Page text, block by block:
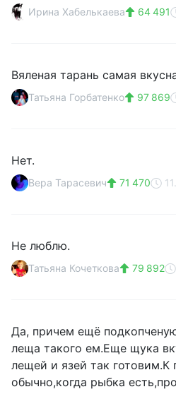
Ирина Хабелькаева 64 491
Вяленая тарань самая
Татьяна Горбатенко 97 869
Нет.
Вера Тарасевич 71 470
Не люблю.
Татьяна Кочеткова 79 892
Да, причем ещё
леща такого ем.Еще щука
лещей и язей так готовим.К
обычно,когда рыбка